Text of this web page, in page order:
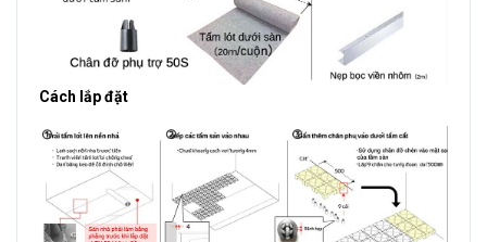
Cách lắp đặt